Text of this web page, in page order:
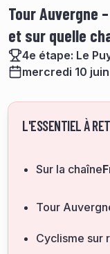
Tour Auvergne
et sur quelle
4e étape: Le
mercredi 10
L'ESSENTIEL À
Sur la chaîne
Tour
Cyclisme sur